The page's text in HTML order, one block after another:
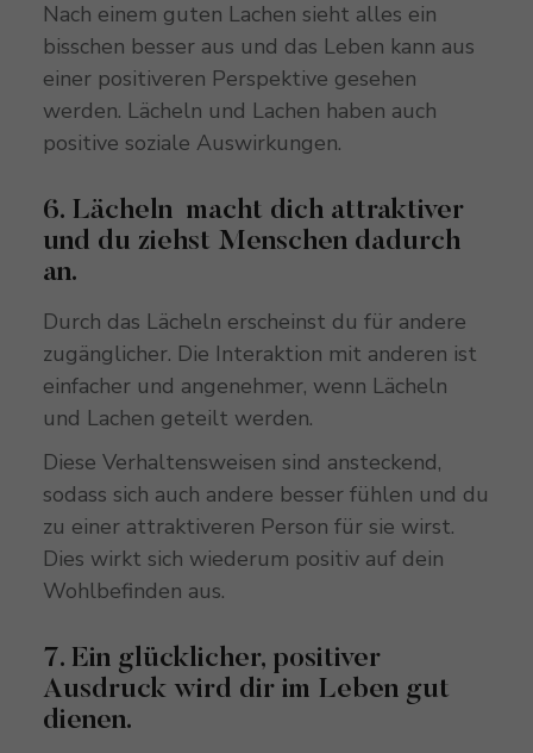
Nach einem guten Lachen sieht alles ein
bisschen besser aus und das Leben kann aus
einer positiveren Perspektive gesehen
werden. Lächeln und Lachen haben auch
positive soziale Auswirkungen.
6. Lächeln macht dich attraktiver
und du ziehst Menschen dadurch
an.
Durch das Lächeln erscheinst du für andere
zugänglicher. Die Interaktion mit anderen ist
einfacher und angenehmer, wenn Lächeln
und Lachen geteilt werden.
Diese Verhaltensweisen sind ansteckend,
sodass sich auch andere besser fühlen und du
zu einer attraktiveren Person für sie wirst.
Dies wirkt sich wiederum positiv auf dein
Wohlbefinden aus.
7. Ein glücklicher, positiver
Ausdruck wird dir im Leben gut
dienen.